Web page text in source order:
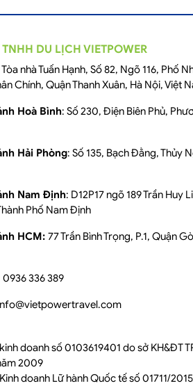
DU LỊCH VIETPOWER
Tòa nhà Tuấn Hạnh, Số 82, Ngõ 116, Phố
Chính, Quận Thanh Xuân, Hà Nội, Việt
Hoà Bình: Số 230, Điện Biên Phủ,
Hải Phòng: Số 135, Bạch Đằng, Thủy
Nam Định: D12P17 ngõ 189 Trần Huy
Phố Nam Định
HCM: 77 Trần Bình Trọng, P.1, Quận
0936 336 389
doanh số 0103619401 do sở KH&ĐT
2009
doanh Lữ hành Quốc tế số 01711/